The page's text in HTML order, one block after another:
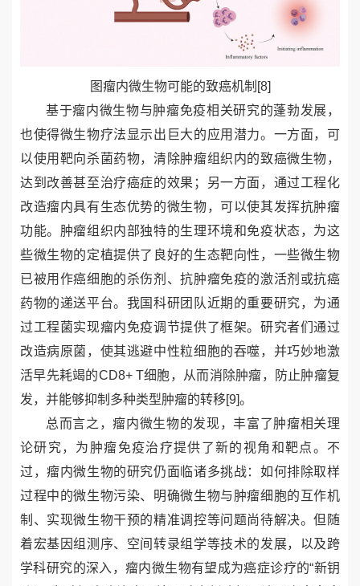
图瘤内微生物可能的致癌机制 [8]
基于瘤内微生物与肿瘤免疫相关研究的蓬勃发展，
也使得微生物疗法显示出巨大的应用潜力。一方面，可
以使用靶向杀菌药物，清除肿瘤组织内的致癌微生物，
达到改善甚至治疗癌症的效果；另一方面，通过工程化
改造瘤内具有生态优势的微生物，可以使其发挥抗肿瘤
功能。肿瘤组织内部独特的生理环境和免疫状态，为这
些微生物的定植提供了良好的生态靶向性，一些微生物
已被用作癌细胞的杀伤剂、抗肿瘤免疫的激活剂或抗癌
药物的递送平台。我国科研团队近期的重要研究，为通
过工程菌实现瘤内免疫调节提供了框架。研究者们通过
改造病原菌，使其逃避中性粒细胞的吞噬，并巧妙地激
活早先耗竭的CD8+ T细胞，从而消除肿瘤，防止肿瘤复
发，并能够抑制多种类型肿瘤的转移[9]。
总而言之，瘤内微生物的发现，丰富了肿瘤相关理
论研究，为肿瘤免疫治疗提供了新的视角和靶点。不
过，瘤内微生物的研究仍面临诸多挑战：如何排除取样
过程中的微生物污染、明确微生物与肿瘤细胞的互作机
制、实现微生物干预的精准调控等问题尚待解决。但随
着宏基因组测序、空间转录组学等技术的发展，以及跨
学科研究的深入，瘤内微生物有望成为癌症诊疗的“新钥